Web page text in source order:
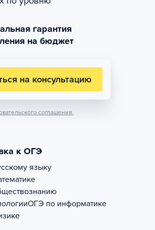
гарантия
на бюджет
на консультацию
соглашения.
к ОГЭ
языку
ОГЭ по информатике